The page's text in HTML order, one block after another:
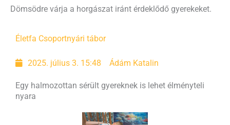
Dömsödre várja a horgászat iránt érdeklődő gyerekeket.
Életfa Csoportnyári tábor
2025. július 3. 15:48 Ádám Katalin
Egy halmozottan sérült gyereknek is lehet élményteli
nyara